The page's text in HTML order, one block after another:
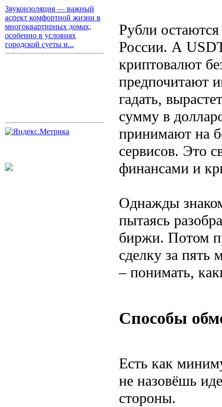
Звукоизоляция — важный
аспект комфортной жизни в
многоквартирных домах,
особенно в условиях
городской суеты и...
Рубли
России. А
криптовалют
предпочитают
гадать,
сумму в
принимают на
сервисов. Это
финансами и
Однажды
пытаясь
биржи. Потом
сделку за пять
– понимать,
Способы
Есть как
не назовёшь
стороны.